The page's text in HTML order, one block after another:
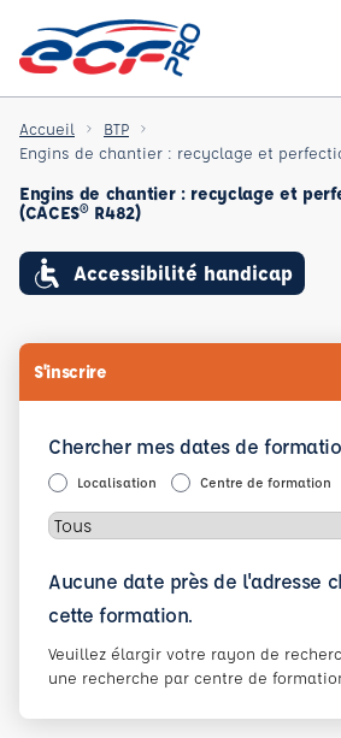
Accueil
BTP
Engins de chantier : recyclage et
(CACES® R482)
Accessibilité handicap
S'inscrire
Chercher mes dates de
Localisation Centre de formation
Aucune date près de l'adresse
cette formation.
Veuillez élargir votre rayon de
une recherche par centre de